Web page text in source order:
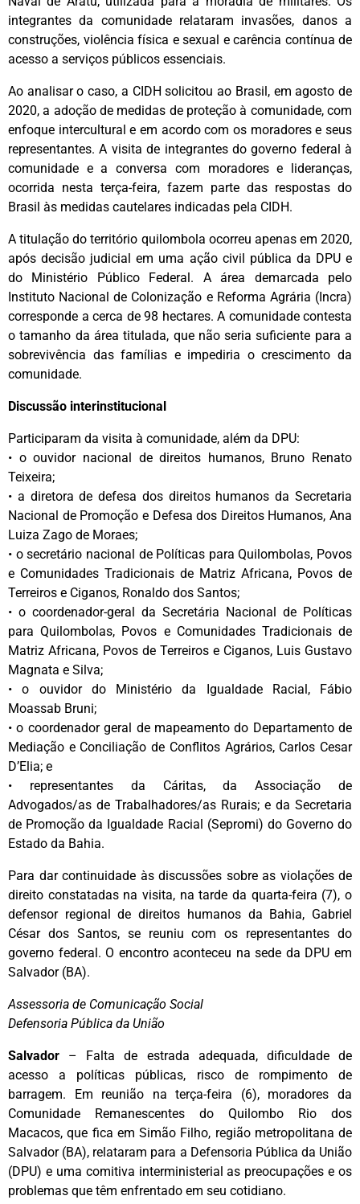
integrantes da comunidade relataram invasões, danos a
construções, violência física e sexual e carência contínua de
acesso a serviços públicos essenciais.
Ao analisar o caso, a CIDH solicitou ao Brasil, em agosto de
2020, a adoção de medidas de proteção à comunidade, com
enfoque intercultural e em acordo com os moradores e seus
representantes. A visita de integrantes do governo federal à
comunidade e a conversa com moradores e lideranças,
ocorrida nesta terça-feira, fazem parte das respostas do
Brasil às medidas cautelares indicadas pela CIDH.
A titulação do território quilombola ocorreu apenas em 2020,
após decisão judicial em uma ação civil pública da DPU e
do Ministério Público Federal. A área demarcada pelo
Instituto Nacional de Colonização e Reforma Agrária (Incra)
corresponde a cerca de 98 hectares. A comunidade contesta
o tamanho da área titulada, que não seria suficiente para a
sobrevivência das famílias e impediria o crescimento da
comunidade.
Discussão interinstitucional
Participaram da visita à comunidade, além da DPU:
• o ouvidor nacional de direitos humanos, Bruno Renato
Teixeira;
• a diretora de defesa dos direitos humanos da Secretaria
Nacional de Promoção e Defesa dos Direitos Humanos, Ana
Luiza Zago de Moraes;
• o secretário nacional de Políticas para Quilombolas, Povos
e Comunidades Tradicionais de Matriz Africana, Povos de
Terreiros e Ciganos, Ronaldo dos Santos;
• o coordenador-geral da Secretária Nacional de Políticas
para Quilombolas, Povos e Comunidades Tradicionais de
Matriz Africana, Povos de Terreiros e Ciganos, Luis Gustavo
Magnata e Silva;
• o ouvidor do Ministério da Igualdade Racial, Fábio
Moassab Bruni;
• o coordenador geral de mapeamento do Departamento de
Mediação e Conciliação de Conflitos Agrários, Carlos Cesar
D’Elia; e
• representantes da Cáritas, da Associação de
Advogados/as de Trabalhadores/as Rurais; e da Secretaria
de Promoção da Igualdade Racial (Sepromi) do Governo do
Estado da Bahia.
Para dar continuidade às discussões sobre as violações de
direito constatadas na visita, na tarde da quarta-feira (7), o
defensor regional de direitos humanos da Bahia, Gabriel
César dos Santos, se reuniu com os representantes do
governo federal. O encontro aconteceu na sede da DPU em
Salvador (BA).
Assessoria de Comunicação Social
Defensoria Pública da União
Salvador – Falta de estrada adequada, dificuldade de
acesso a políticas públicas, risco de rompimento de
barragem. Em reunião na terça-feira (6), moradores da
Comunidade Remanescentes do Quilombo Rio dos
Macacos, que fica em Simão Filho, região metropolitana de
Salvador (BA), relataram para a Defensoria Pública da União
(DPU) e uma comitiva interministerial as preocupações e os
problemas que têm enfrentado em seu cotidiano.